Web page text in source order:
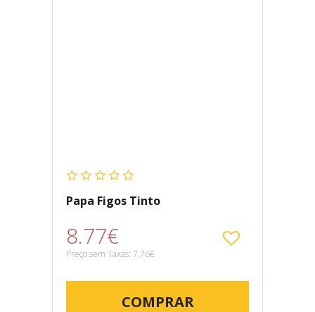
Papa Figos Tinto
8.77€
Preço sem Taxas: 7.76€
COMPRAR